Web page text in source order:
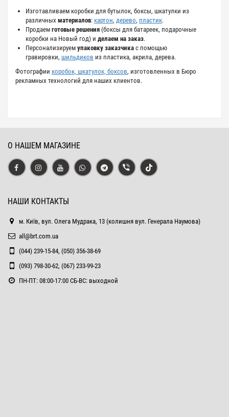
Изготавливаем коробки для бутылок, боксы, шкатулки из
различных материалов: картон, дерево, пластик.
Продаем готовые решения (боксы для батареек, подарочные
коробки на Новый год) и делаем на заказ.
Персонализируем упаковку заказчика с помощью
гравировки, шильдиков из пластика, акрила, дерева.
Фотографии коробок, шкатулок, боксов, изготовленных в Бюро
рекламных технологий для наших клиентов.
О НАШЕМ МАГАЗИНЕ
НАШИ КОНТАКТЫ
м. Київ, вул. Олега Мудрака, 13 (колишня вул. Генерала Наумова)
all@brt.com.ua
(044) 239-15-84, (050) 356-38-69
(093) 798-30-62, (067) 233-99-23
ПН-ПТ: 08:00-17:00 СБ-ВС: выходной